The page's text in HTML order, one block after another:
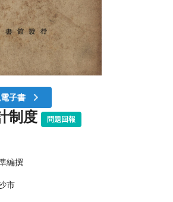
子書
制度 問題回報
編撰
市